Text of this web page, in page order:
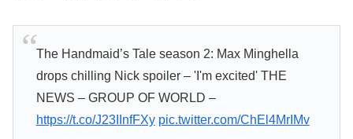
The Handmaid’s Tale season 2: Max Minghella
drops chilling Nick spoiler – 'I'm excited' THE
NEWS – GROUP OF WORLD –
https://t.co/J23IInfFXy pic.twitter.com/ChEl4MrIMv